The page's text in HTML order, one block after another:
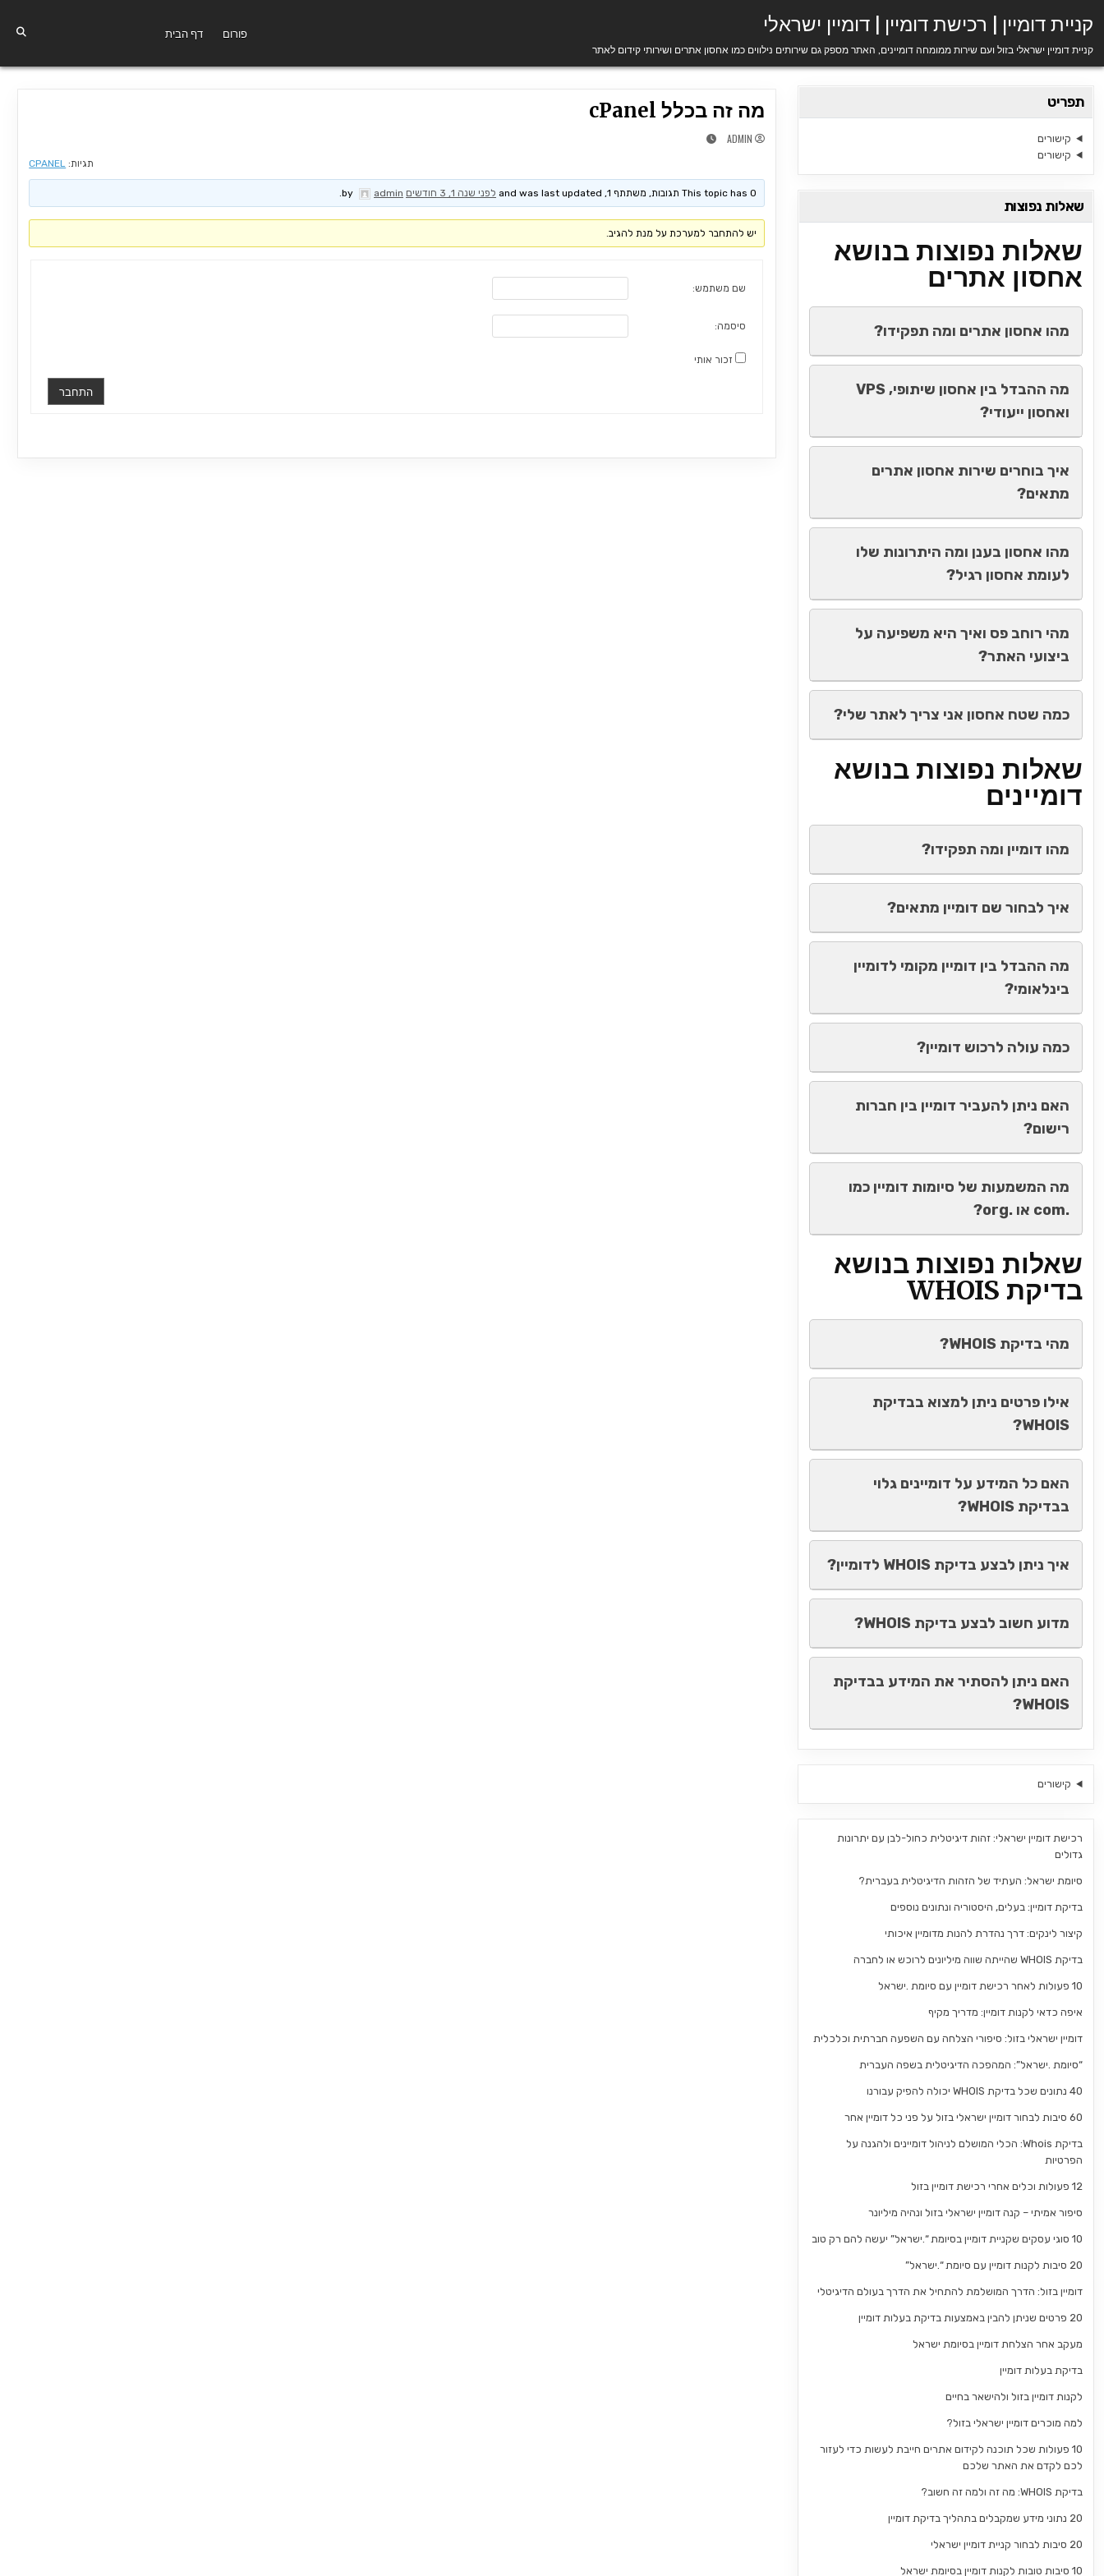
קניית דומיין | רכישת דומיין | דומיין ישראלי
קניית דומיין ישראלי בזול ועם שירות ממומחה דומיינים, האתר מספק גם שירותים נילווים כמו אחסון אתרים ושירותי קידום לאתר
דף הבית פורום
מה זה בכלל cPanel
ADMIN
תגיות: CPANEL
This topic has 0 תגובות, משתתף 1, and was last updated לפני שנה 1, 3 חודשים admin
.
יש להתחבר למערכת על מנת להגיב.
שם משתמש:
סיסמה:
זכור אותי
התחבר
תפריט
קישורים
קישורים
שאלות נפוצות
שאלות נפוצות בנושא
אחסון אתרים
מהו אחסון אתרים ומה תפקידו?
מה ההבדל בין אחסון שיתופי, VPS
ואחסון ייעודי?
איך בוחרים שירות אחסון אתרים
מתאים?
מהו אחסון בענן ומה היתרונות שלו
לעומת אחסון רגיל?
מהי רוחב פס ואיך היא משפיעה על
ביצועי האתר?
כמה שטח אחסון אני צריך לאתר שלי?
שאלות נפוצות בנושא
דומיינים
מהו דומיין ומה תפקידו?
איך לבחור שם דומיין מתאים?
מה ההבדל בין דומיין מקומי לדומיין
בינלאומי?
כמה עולה לרכוש דומיין?
האם ניתן להעביר דומיין בין חברות
רישום?
מה המשמעות של סיומות דומיין כמו
.com או .org?
שאלות נפוצות בנושא
בדיקת WHOIS
מהי בדיקת WHOIS?
אילו פרטים ניתן למצוא בבדיקת
WHOIS?
האם כל המידע על דומיינים גלוי
בבדיקת WHOIS?
איך ניתן לבצע בדיקת WHOIS לדומיין?
מדוע חשוב לבצע בדיקת WHOIS?
האם ניתן להסתיר את המידע בבדיקת
WHOIS?
קישורים
רכישת דומיין ישראלי: זהות דיגיטלית כחול-לבן עם יתרונות
גדולים
סיומת ישראל: העתיד של הזהות הדיגיטלית בעברית?
בדיקת דומיין: בעלים, היסטוריה ונתונים נוספים
קיצור לינקים: דרך נהדרת להנות מדומיין איכותי
בדיקת WHOIS שהייתה שווה מיליונים לרוכש או לחברה
10 פעולות לאחר רכישת דומיין עם סיומת .ישראל
איפה כדאי לקנות דומיין: מדריך מקיף
דומיין ישראלי בזול: סיפורי הצלחה עם השפעה חברתית וכלכלית
“סיומת .ישראל”: המהפכה הדיגיטלית בשפה העברית
40 נתונים שכל בדיקת WHOIS יכולה להפיק עבורנו
60 סיבות לבחור דומיין ישראלי בזול על פני כל דומיין אחר
בדיקת Whois: הכלי המושלם לניהול דומיינים ולהגנה על
הפרטיות
12 פעולות וכלים אחרי רכישת דומיין בזול
סיפור אמיתי – קנה דומיין ישראלי בזול ונהיה מיליונר
10 סוגי עסקים שקניית דומיין בסיומת “.ישראל” יעשה להם רק טוב
20 סיבות לקנות דומיין עם סיומת “.ישראל”
דומיין בזול: הדרך המושלמת להתחיל את הדרך בעולם הדיגיטלי
20 פרטים שניתן להבין באמצעות בדיקת בעלות דומיין
מעקב אחר הצלחת דומיין בסיומת ישראל
בדיקת בעלות דומיין
לקנות דומיין בזול ולהישאר בחיים
למה מוכרים דומיין ישראלי בזול?
10 פעולות שכל תוכנה לקידום אתרים חייבת לעשות כדי לעזור
לכם לקדם את האתר שלכם
בדיקת WHOIS: מה זה ולמה זה חשוב?
20 נתוני מידע שמקבלים בתהליך בדיקת דומיין
20 סיבות לבחור קניית דומיין ישראלי
10 סיבות טובות לקנות דומיין בסיומת ישראל